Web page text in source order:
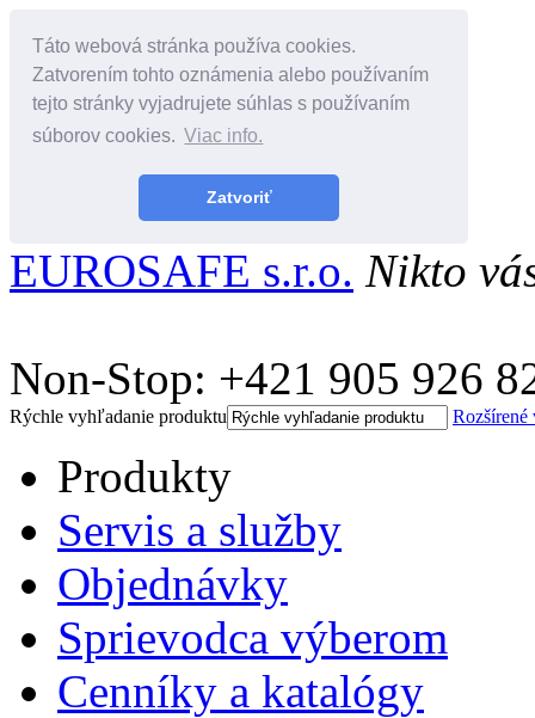
Táto webová stránka používa cookies.
Zatvorením tohto oznámenia alebo používaním
tejto stránky vyjadrujete súhlas s používaním
súborov cookies. Viac info.
Zatvoriť
EUROSAFE s.r.o. Nikto
Non-Stop: +421 905 926
Rýchle vyhľadanie produktu
Produkty
Servis a služby
Objednávky
Sprievodca výberom
Cenníky a katalógy